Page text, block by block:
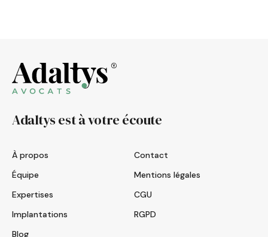
Adaltys est à votre écoute
À propos
Équipe
Expertises
Implantations
Blog
Contact
Mentions légales
CGU
RGPD